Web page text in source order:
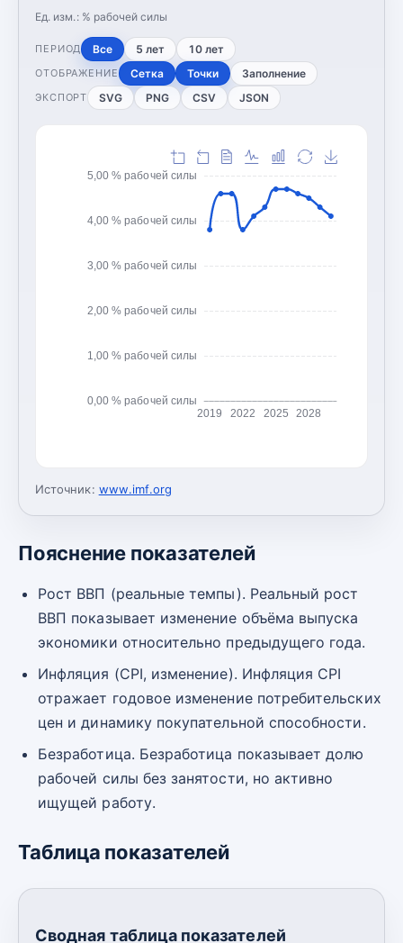
Ед. изм.: % рабочей силы
ПЕРИОД Все 5 лет 10 лет
ОТОБРАЖЕНИЕ Сетка Точки Заполнение
ЭКСПОРТ SVG PNG CSV JSON
0,00 % рабочей силы
1,00 % рабочей силы
2,00 % рабочей силы
3,00 % рабочей силы
4,00 % рабочей силы
5,00 % рабочей силы
2019 2022 2025 2028
Источник: www.imf.org
Пояснение показателей
Рост ВВП (реальные темпы). Реальный рост
ВВП показывает изменение объёма выпуска
экономики относительно предыдущего года.
Инфляция (CPI, изменение). Инфляция CPI
отражает годовое изменение потребительских
цен и динамику покупательной способности.
Безработица. Безработица показывает долю
рабочей силы без занятости, но активно
ищущей работу.
Таблица показателей
Сводная таблица показателей